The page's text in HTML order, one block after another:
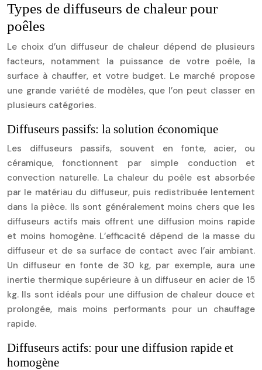
Types de diffuseurs de chaleur pour
poêles
Le choix d’un diffuseur de chaleur dépend de plusieurs
facteurs, notamment la puissance de votre poêle, la
surface à chauffer, et votre budget. Le marché propose
une grande variété de modèles, que l’on peut classer en
plusieurs catégories.
Diffuseurs passifs: la solution économique
Les diffuseurs passifs, souvent en fonte, acier, ou
céramique, fonctionnent par simple conduction et
convection naturelle. La chaleur du poêle est absorbée
par le matériau du diffuseur, puis redistribuée lentement
dans la pièce. Ils sont généralement moins chers que les
diffuseurs actifs mais offrent une diffusion moins rapide
et moins homogène. L’efficacité dépend de la masse du
diffuseur et de sa surface de contact avec l’air ambiant.
Un diffuseur en fonte de 30 kg, par exemple, aura une
inertie thermique supérieure à un diffuseur en acier de 15
kg. Ils sont idéals pour une diffusion de chaleur douce et
prolongée, mais moins performants pour un chauffage
rapide.
Diffuseurs actifs: pour une diffusion rapide et
homogène